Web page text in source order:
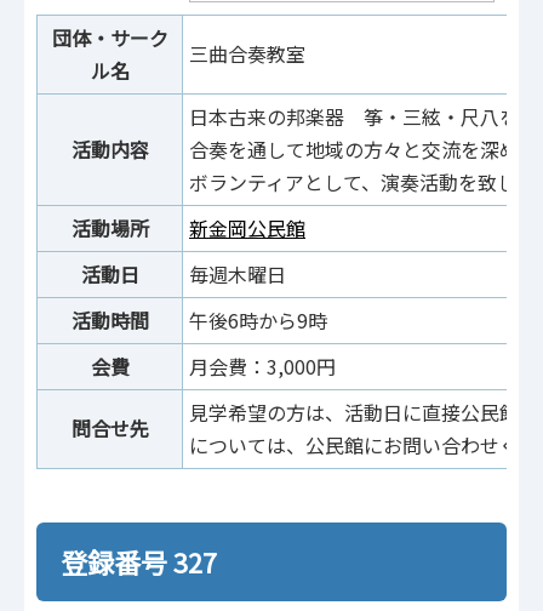
団体・サーク
ル名
三曲合奏教室
活動内容
日本古来の邦楽器 筝・三絃・尺八を
合奏を通して地域の方々と交流を深め
ボランティアとして、演奏活動を致しま
活動場所
新金岡公民館
活動日
毎週木曜日
活動時間
午後6時から9時
会費
月会費：3,000円
問合せ先
見学希望の方は、活動日に直接公民館
については、公民館にお問い合わせく
登録番号 327